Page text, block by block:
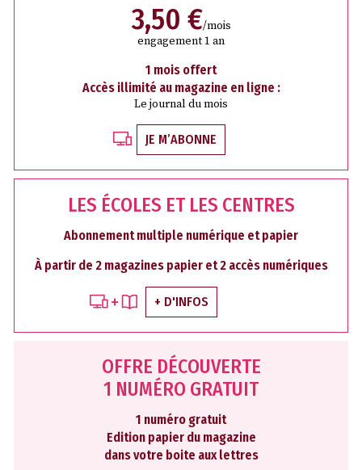
3,50 €/mois
engagement 1 an
1 mois offert
Accès illimité au magazine en ligne :
Le journal du mois
JE M’ABONNE
LES ÉCOLES ET LES CENTRES
Abonnement multiple numérique et papier
À partir de 2 magazines papier et 2 accès numériques
+ D'INFOS
OFFRE DÉCOUVERTE
1 NUMÉRO GRATUIT
1 numéro gratuit
Edition papier du magazine
dans votre boite aux lettres